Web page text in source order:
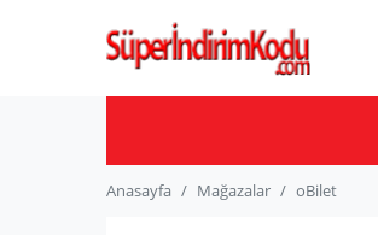
Anasayfa Mağazalar oBilet